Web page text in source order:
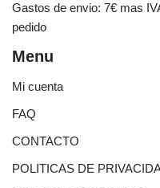
Gastos de envio: 7€ mas
pedido
Menu
Mi cuenta
FAQ
CONTACTO
POLITICAS DE